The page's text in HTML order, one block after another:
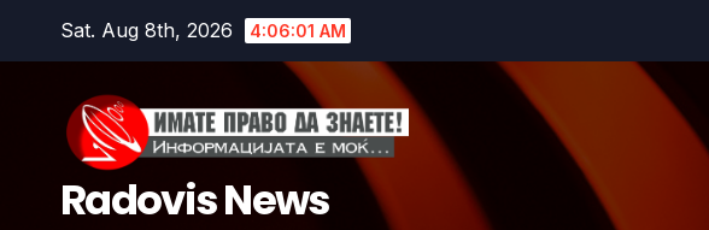
Sat. Aug 8th, 2026 4:06:03 AM
Radovis News